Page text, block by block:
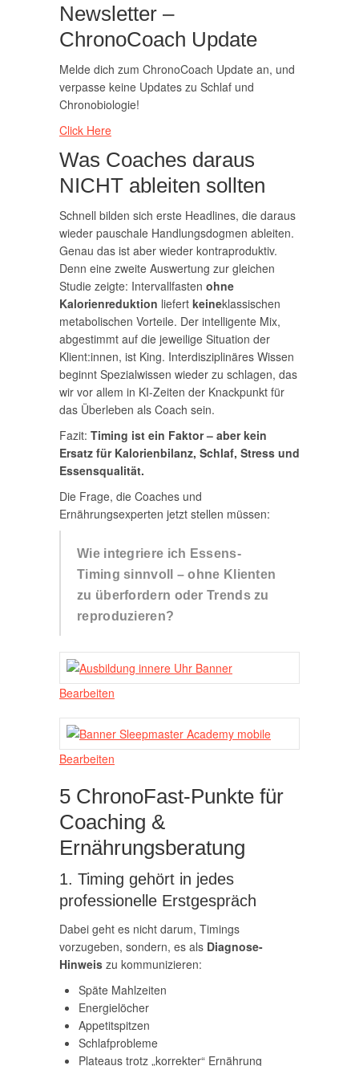
Newsletter –
ChronoCoach Update
Melde dich zum ChronoCoach Update an, und
verpasse keine Updates zu Schlaf und
Chronobiologie!
Click Here
Was Coaches daraus
NICHT ableiten sollten
Schnell bilden sich erste Headlines, die daraus
wieder pauschale Handlungsdogmen ableiten.
Genau das ist aber wieder kontraproduktiv.
Denn eine zweite Auswertung zur gleichen
Studie zeigte: Intervallfasten ohne
Kalorienreduktion liefert keineklassischen
metabolischen Vorteile. Der intelligente Mix,
abgestimmt auf die jeweilige Situation der
Klient:innen, ist King. Interdisziplinäres Wissen
beginnt Spezialwissen wieder zu schlagen, das
wir vor allem in KI-Zeiten der Knackpunkt für
das Überleben als Coach sein.
Fazit: Timing ist ein Faktor – aber kein
Ersatz für Kalorienbilanz, Schlaf, Stress und
Essensqualität.
Die Frage, die Coaches und
Ernährungsexperten jetzt stellen müssen:
Wie integriere ich Essens-
Timing sinnvoll – ohne Klienten
zu überfordern oder Trends zu
reproduzieren?
Bearbeiten
Bearbeiten
5 ChronoFast-Punkte für
Coaching &
Ernährungsberatung
1. Timing gehört in jedes
professionelle Erstgespräch
Dabei geht es nicht darum, Timings
vorzugeben, sondern, es als Diagnose-
Hinweis zu kommunizieren:
Späte Mahlzeiten
Energielöcher
Appetitspitzen
Schlafprobleme
Plateaus trotz „korrekter“ Ernährung